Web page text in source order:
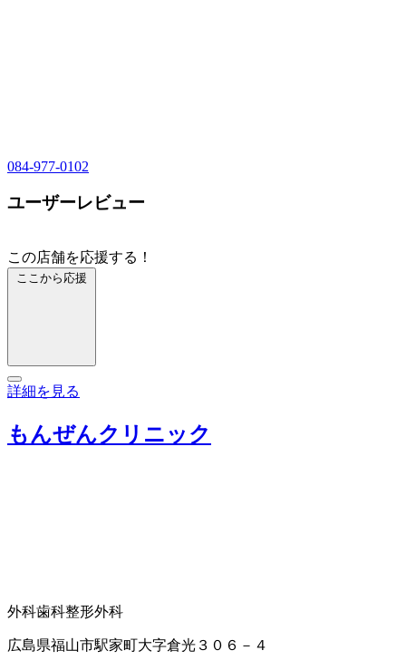
084-977-0102
ユーザーレビュー
この店舗を応援する！
ここから応援
詳細を見る
もんぜんクリニック
外科歯科整形外科
広島県福山市駅家町大字倉光３０６－４